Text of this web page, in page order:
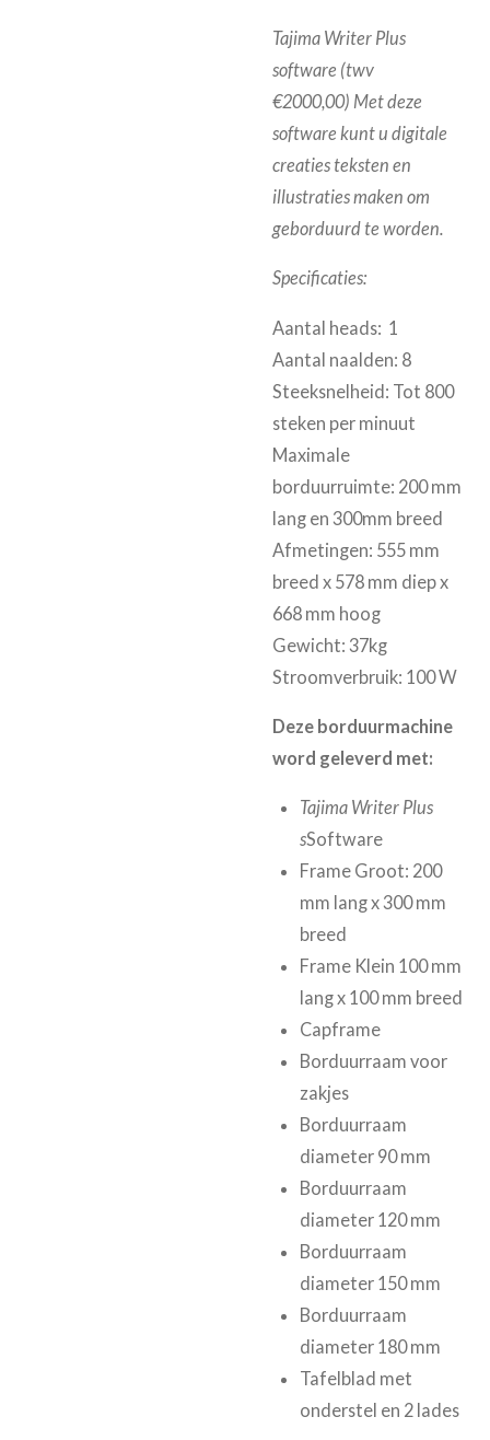
Tajima Writer Plus
software (twv
€2000,00) Met deze
software kunt u digitale
creaties teksten en
illustraties maken om
geborduurd te worden.
Specificaties:
Aantal heads: 1
Aantal naalden: 8
Steeksnelheid: Tot 800
steken per minuut
Maximale
borduurruimte: 200 mm
lang en 300mm breed
Afmetingen: 555 mm
breed x 578 mm diep x
668 mm hoog
Gewicht: 37kg
Stroomverbruik: 100 W
Deze borduurmachine
word geleverd met:
Tajima Writer Plus
sSoftware
Frame Groot: 200
mm lang x 300 mm
breed
Frame Klein 100 mm
lang x 100 mm breed
Capframe
Borduurraam voor
zakjes
Borduurraam
diameter 90 mm
Borduurraam
diameter 120 mm
Borduurraam
diameter 150 mm
Borduurraam
diameter 180 mm
Tafelblad met
onderstel en 2 lades